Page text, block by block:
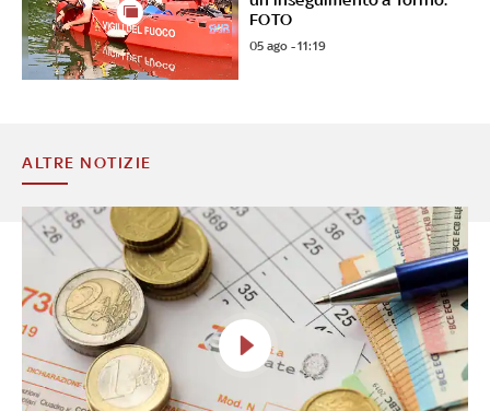
FOTO
05 ago - 11:19
ALTRE NOTIZIE